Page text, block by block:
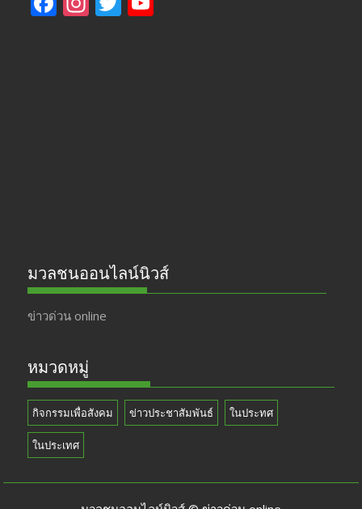
มวลชนออนไลน์นิวส์
ข่าวด่วน online
หมวดหมู่
กิจกรรมเพื่อสังคม ข่าวประชาสัมพันธ์ ในประทศ
ในประเทศ